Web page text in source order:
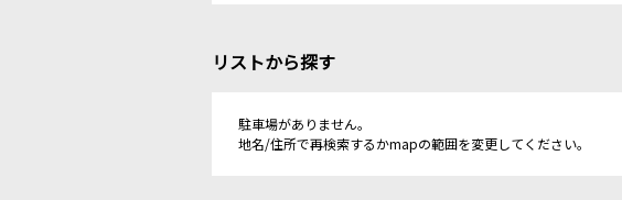
リストから探す
駐車場がありません。
地名/住所で再検索するかmapの範囲を変更してください。